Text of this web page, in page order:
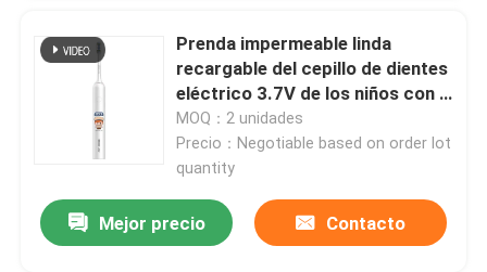
Prenda impermeable linda
recargable del cepillo de dientes
eléctrico 3.7V de los niños con 4
modos
MOQ：2 unidades
Precio：Negotiable based on order lot
quantity
Mejor precio Contacto